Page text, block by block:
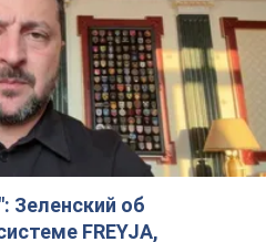
FREYJA,
и поддержке аграриев.
к совместному
учителям повысят
подробности